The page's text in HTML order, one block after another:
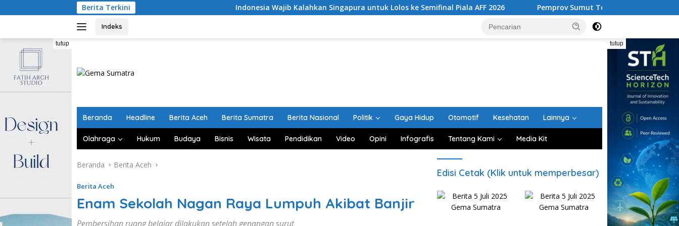
ke
Berita Terkini Indonesia Wajib Kalahkan Singapura untuk Lolos ke Semifinal Piala AFF 2026 Pemprov Sumut Tertibkan Lima Rumah Dinas di
Indeks
tutup tutup
Beranda Headline Berita Aceh Berita Sumatra Berita Nasional Politik Gaya Hidup Otomotif Kesehatan Lainnya
Olahraga Hukum Budaya Bisnis Wisata Pendidikan Video Opini Infografis Tentang Kami Media Kit
Beranda Berita Aceh
Berita Aceh
Enam Sekolah Nagan Raya Lumpuh Akibat Banjir
Pembersihan ruang belajar dilakukan setelah genangan surut
Edisi Cetak (Klik untuk memperbesar)